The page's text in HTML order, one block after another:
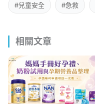
#兒童安全 #急救
相關文章